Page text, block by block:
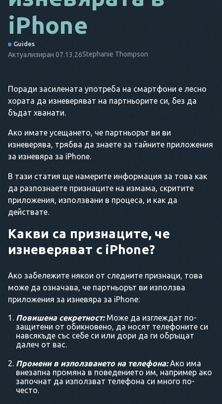
FR
ES
ТОЙ
iPhone
в Guides
Актуализиран 07.13.26Stephanie Thompson
Поради засилената употреба на смартфони е лесно
хората да изневеряват на партньорите си, без да
бъдат хванати.
Ако имате усещането, че партньорът ви ви
изневерява, трябва да знаете за тайните приложения
за изневяра за iPhone.
В тази статия ще намерите информация за това как
да разпознаете признаците на измама, скритите
приложения, използвани в процеса, и как да
действате.
Какви са признаците, че
изневеряват с iPhone?
Ако забележите някои от следните признаци, това
може да означава, че партньорът ви използва
приложения за изневяра за iPhone:
Повишена секретност:Може да изглеждат по-
защитени от обикновено, да носят телефоните си
навсякъде със себе си или дори да ги обръщат
далеч от вас.
Промени в използването на телефона:Ако има
внезапна промяна в поведението им, например ако
започнат да използват телефона си много по-
често.